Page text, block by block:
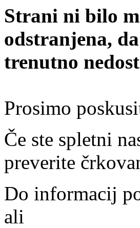
Strani ni bilo
odstranjena,
trenutno
Prosimo
Če ste spletni
preverite
Do informacij
ali